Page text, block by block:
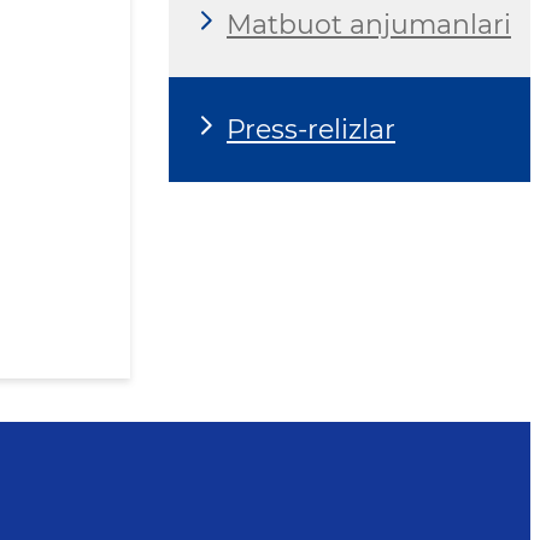
Matbuot anjumanlari
Press-relizlar